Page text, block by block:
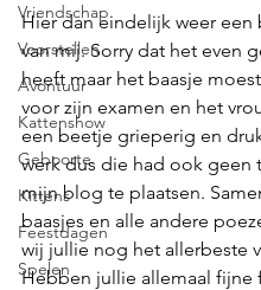
Vriendschap
Voorstellen
Avontuur
Kattenshow
Geboorte
Kittens
Feestdagen
Spelen
Hier dan eindelijk weer een
van mij. Sorry dat het even
heeft maar het baasje
voor zijn examen en het
een beetje grieperig en
werk dus die had ook geen
mijn blog te plaatsen.
baasjes en alle andere
wij jullie nog het allerbeste
Hebben jullie allemaal fijne